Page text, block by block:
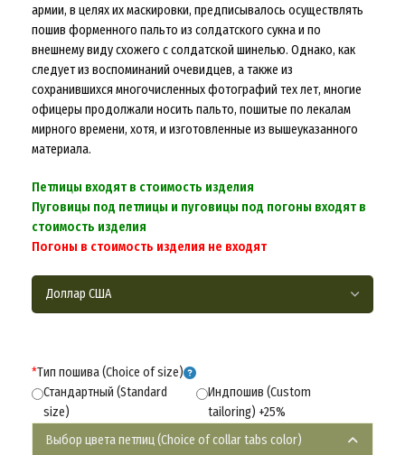
армии, в целях их маскировки, предписывалось осуществлять
пошив форменного пальто из солдатского сукна и по
внешнему виду схожего с солдатской шинелью. Однако, как
следует из воспоминаний очевидцев, а также из
сохранившихся многочисленных фотографий тех лет, многие
офицеры продолжали носить пальто, пошитые по лекалам
мирного времени, хотя, и изготовленные из вышеуказанного
материала.
Петлицы входят в стоимость изделия
Пуговицы под петлицы и пуговицы под погоны входят в
стоимость изделия
Погоны в стоимость изделия не входят
*Тип пошива (Choice of size)
Стандартный (Standard
size)
Индпошив (Custom
tailoring) +25%
Выбор цвета петлиц (Choice of collar tabs color)